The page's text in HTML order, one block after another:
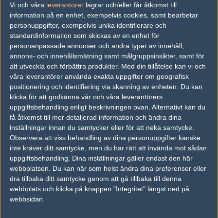
Vi och våra leverantorer lagrar och/eller får åtkomst till
information på en enhet, exempelvis cookies, samt bearbetar
personuppgifter, exempelvis unika identifierare och
standardinformation som skickas av en enhet för
personanpassade annonser och andra typer av innehåll,
annons- och innehållsmätning samt målgruppsinsikter, samt för
att utveckla och förbättra produkter. Med din tillåtelse kan vi och
våra leverantörer använda exakta uppgifter om geografisk
positionering och identifiering via skanning av enheten. Du kan
klicka för att godkänna vår och våra leverantörers
uppgiftsbehandling enligt beskrivningen ovan. Alternativt kan du
få åtkomst till mer detaljerad information och ändra dina
inställningar innan du samtycker eller för att neka samtycke.
Observera att viss behandling av dina personuppgifter kanske
inte kräver ditt samtycke, men du har rätt att invända mot sådan
uppgiftsbehandling. Dina inställningar gäller endast den här
webbplatsen. Du kan när som helst ändra dina preferenser eller
dra tillbaka ditt samtycke genom att gå tillbaka till denna
webbplats och klicka på knappen "Integritet" längst ned på
webbsidan.
03 Young Ninjas40%
12
Astralis Talent
02
JUN
Apeks Rebels50%
6
Young Ninjas 50% 16
31
MAY
BIG Academy 53%
Young Ninjas47% 13
30
MAY
Young Ninjas50%
16
Natus Vincere Junior50% 12
29
MAY
FURIA Academy 53%
Young Ninjas47%